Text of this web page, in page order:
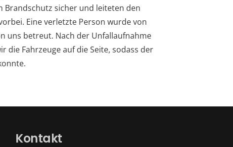
Brandschutz sicher und leiteten den
Eine verletzte Person wurde von
uns betreut. Nach der Unfallaufnahme
die Fahrzeuge auf die Seite, sodass der
Kontakt